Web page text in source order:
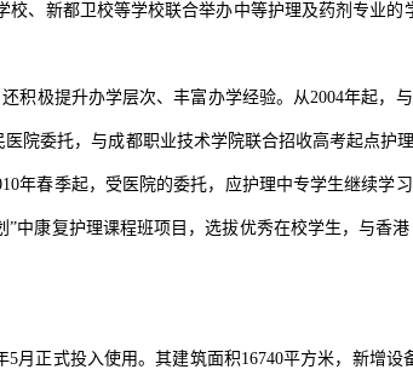
、新都卫校等学校联合举办中等护理及药剂专业
积极提升办学层次、丰富办学经验。从2004年起，
院委托，与成都职业技术学院联合招收高考起点护
年春季起，受医院的委托，应护理中专学生继续学
中康复护理课程班项目，选拔优秀在校学生，与香
月正式投入使用。其建筑面积16740平方米，新增